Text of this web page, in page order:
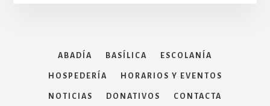
ABADÍA BASÍLICA ESCOLANÍA
HOSPEDERÍA HORARIOS Y EVENTOS
NOTICIAS DONATIVOS CONTACTA